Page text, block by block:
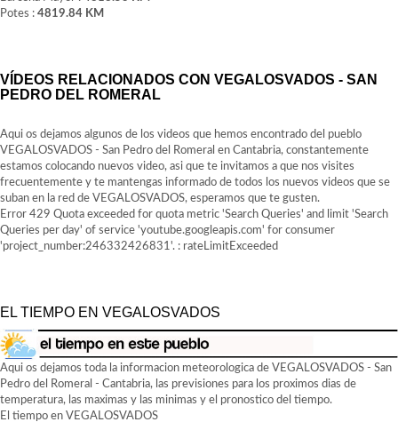
Potes : 4819.84 KM
VÍDEOS RELACIONADOS CON VEGALOSVADOS - SAN
PEDRO DEL ROMERAL
Aqui os dejamos algunos de los videos que hemos encontrado del pueblo
VEGALOSVADOS - San Pedro del Romeral en Cantabria, constantemente
estamos colocando nuevos video, asi que te invitamos a que nos visites
frecuentemente y te mantengas informado de todos los nuevos videos que se
suban en la red de VEGALOSVADOS, esperamos que te gusten.
Error 429 Quota exceeded for quota metric 'Search Queries' and limit 'Search
Queries per day' of service 'youtube.googleapis.com' for consumer
'project_number:246332426831'. : rateLimitExceeded
EL TIEMPO EN VEGALOSVADOS
Aqui os dejamos toda la informacion meteorologica de VEGALOSVADOS - San
Pedro del Romeral - Cantabria, las previsiones para los proximos dias de
temperatura, las maximas y las minimas y el pronostico del tiempo.
El tiempo en VEGALOSVADOS